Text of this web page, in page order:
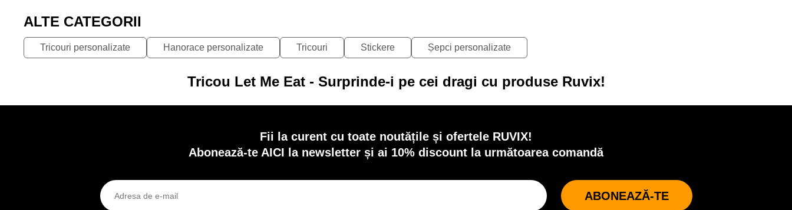
ALTE CATEGORII
Tricouri personalizate Hanorace personalizate Tricouri Stickere Șepci personalizate
Tricou Let Me Eat - Surprinde-i pe cei dragi cu produse Ruvix!
Fii la curent cu toate noutățile și ofertele RUVIX!
Abonează-te AICI la newsletter și ai 10% discount la următoarea comandă
ABONEAZĂ-TE